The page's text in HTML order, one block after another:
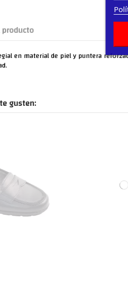
en material de piel y puntera
gusten: